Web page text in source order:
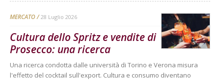
MERCATO 28 Luglio 2026
Cultura dello Spritz e vendite di
Prosecco: una ricerca
Una ricerca condotta dalle università di Torino e Verona misura
l'effetto del cocktail sull'export. Cultura e consumo diventano